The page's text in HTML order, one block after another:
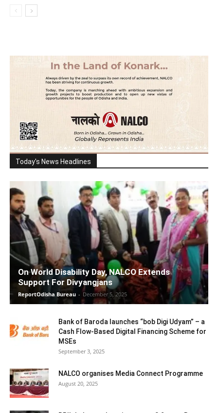
Today's News Headlines
On World Disability Day, NALCO Extends
Support For Divyangjans
ReportOdisha Bureau - December 5, 2025
Bank of Baroda launches “bob Digi Udyam” – a
Cash Flow-Based Digital Financing Scheme for
MSEs
September 3, 2025
NALCO organises Media Connect Programme
August 20, 2025